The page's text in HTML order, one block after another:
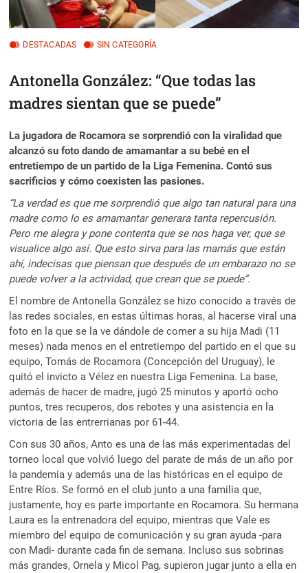
DESTACADAS SIN CATEGORÍA
Antonella González: “Que todas las
madres sientan que se puede”
La jugadora de Rocamora se sorprendió con la viralidad que
alcanzó su foto dando de amamantar a su bebé en el
entretiempo de un partido de la Liga Femenina. Contó sus
sacrificios y cómo coexisten las pasiones.
“La verdad es que me sorprendió que algo tan natural para una
madre como lo es amamantar generara tanta repercusión.
Pero me alegra y pone contenta que se nos haga ver, que se
visualice algo así. Que esto sirva para las mamás que están
ahí, indecisas que piensan que después de un embarazo no se
puede volver a la actividad, que crean que se puede”.
El nombre de Antonella González se hizo conocido a través de
las redes sociales, en estas últimas horas, al hacerse viral una
foto en la que se la ve dándole de comer a su hija Madi (11
meses) nada menos en el entretiempo del partido en el que su
equipo, Tomás de Rocamora (Concepción del Uruguay), le
quitó el invicto a Vélez en nuestra Liga Femenina. La base,
además de hacer de madre, jugó 25 minutos y aportó ocho
puntos, tres recuperos, dos rebotes y una asistencia en la
victoria de las entrerrianas por 61-44.
Con sus 30 años, Anto es una de las más experimentadas del
torneo local que volvió luego del parate de más de un año por
la pandemia y además una de las históricas en el equipo de
Entre Ríos. Se formó en el club junto a una familia que,
justamente, hoy es parte importante en Rocamora. Su hermana
Laura es la entrenadora del equipo, mientras que Vale es
miembro del equipo de comunicación y su gran ayuda -para
con Madi- durante cada fin de semana. Incluso sus sobrinas
más grandes, Ornela y Micol Pag, supieron jugar junto a ella en